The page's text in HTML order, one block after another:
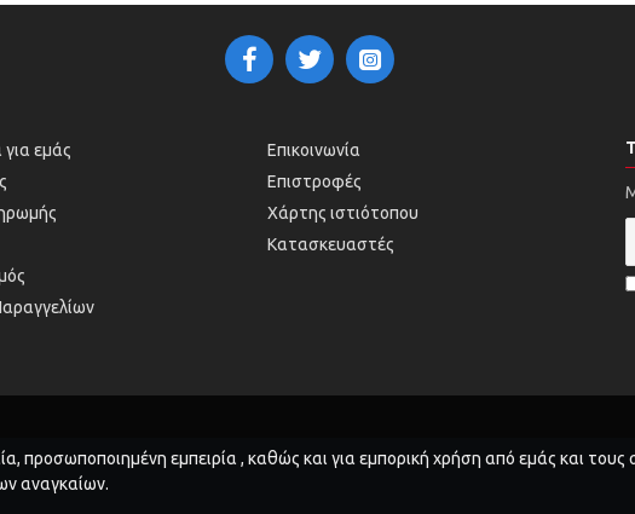
για εμάς
Επικοινωνία
Επιστροφές
Χάρτης ιστιότοπου
Κατασκευαστές
προσωποποιημένη εμπειρία , καθώς και για εμπορική χρήση από εμάς και
αναγκαίων.